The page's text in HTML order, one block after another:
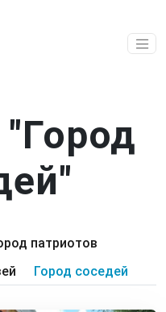
патриотов
Город соседей